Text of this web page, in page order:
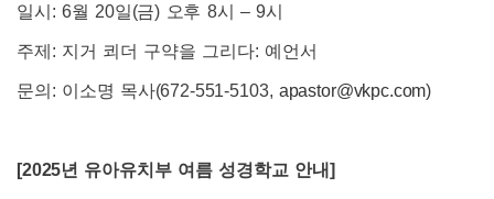
일시: 6월 20일(금) 오후 8시 – 9시
주제: 지거 쾨더 구약을 그리다: 예언서
문의: 이소명 목사(672-551-5103, apastor@vkpc.com)
[2025년 유아유치부 여름 성경학교 안내]